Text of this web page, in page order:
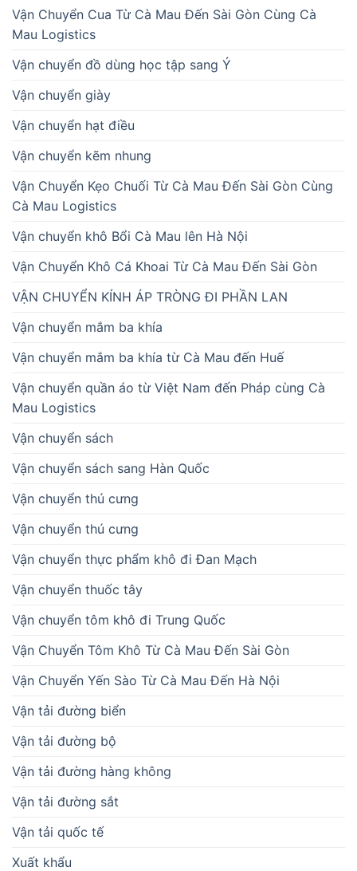
Vận Chuyển Cua Từ Cà Mau Đến Sài Gòn Cùng Cà
Mau Logistics
Vận chuyển đồ dùng học tập sang Ý
Vận chuyển giày
Vận chuyển hạt điều
Vận chuyển kẽm nhung
Vận Chuyển Kẹo Chuối Từ Cà Mau Đến Sài Gòn Cùng
Cà Mau Logistics
Vận chuyển khô Bổi Cà Mau lên Hà Nội
Vận Chuyển Khô Cá Khoai Từ Cà Mau Đến Sài Gòn
VẬN CHUYỂN KÍNH ÁP TRÒNG ĐI PHẦN LAN
Vận chuyển mắm ba khía
Vận chuyển mắm ba khía từ Cà Mau đến Huế
Vận chuyển quần áo từ Việt Nam đến Pháp cùng Cà
Mau Logistics
Vận chuyển sách
Vận chuyển sách sang Hàn Quốc
Vận chuyển thú cưng
Vận chuyển thú cưng
Vận chuyển thực phẩm khô đi Đan Mạch
Vận chuyển thuốc tây
Vận chuyển tôm khô đi Trung Quốc
Vận Chuyển Tôm Khô Từ Cà Mau Đến Sài Gòn
Vận Chuyển Yến Sào Từ Cà Mau Đến Hà Nội
Vận tải đường biển
Vận tải đường bộ
Vận tải đường hàng không
Vận tải đường sắt
Vận tải quốc tế
Xuất khẩu